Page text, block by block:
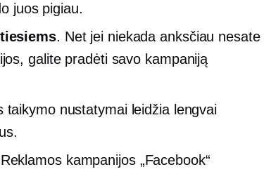
juos pigiau.
. Net jei niekada anksčiau nesate
galite pradėti savo kampaniją
taikymo nustatymai leidžia lengvai
Reklamos kampanijos „Facebook“